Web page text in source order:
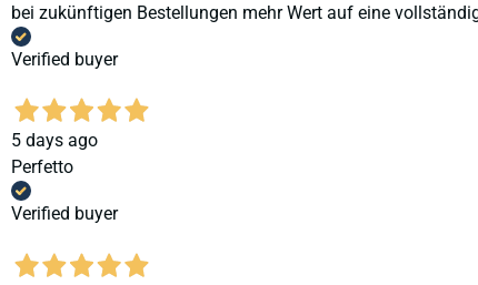
bei zukünftigen Bestellungen mehr Wert auf eine
Verified buyer
5 days ago
Perfetto
Verified buyer